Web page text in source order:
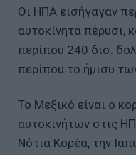
Οι ΗΠΑ εισήγαγαν
αυτοκίνητα πέρυσι,
περίπου 240 δισ.
περίπου το ήμισυ
Το Μεξικό είναι ο
αυτοκινήτων στις
Νότια Κορέα, την